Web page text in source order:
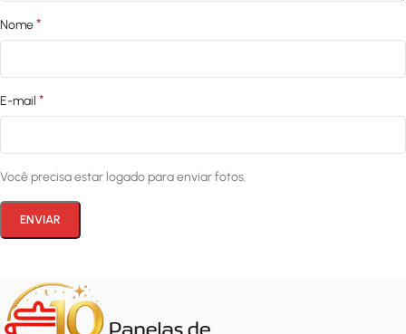
Nome*
E-mail *
Você precisa estar logado para enviar fotos.